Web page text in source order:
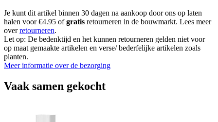
Je kunt dit artikel binnen 30 dagen na aankoop door ons op laten
halen voor €4.95 ofgratis retourneren in de bouwmarkt. Lees meer
overretourneren.
Let op: De bedenktijd en het kunnen retourneren gelden niet voor
op maat gemaakte artikelen en verse/ bederfelijke artikelen zoals
planten.
Meer informatie over de bezorging
Vaak samen gekocht